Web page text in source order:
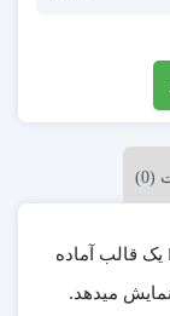
(0)
پروژه افترافکت متن Low Poly Text Letters یک قالب آماده
میدهد.